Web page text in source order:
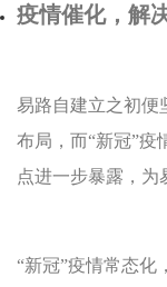
疫情催化，解
易路自建立之初便
布局，而“新冠”疫
点进一步暴露，为
“新冠”疫情常态化